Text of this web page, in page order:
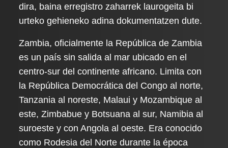
dira, baina erregistro zaharrek laurogeita bi
urteko gehieneko adina dokumentatzen dute.
Zambia, oficialmente la República de Zambia
es un país sin salida al mar ubicado en el
centro-sur del continente africano. Limita con
la República Democrática del Congo al norte,
Tanzania al noreste, Malaui y Mozambique al
este, Zimbabue y Botsuana al sur, Namibia al
suroeste y con Angola al oeste. Era conocido
como Rodesia del Norte durante la época